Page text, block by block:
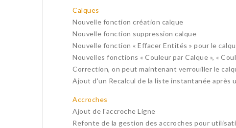
Calques
Nouvelle fonction création calque
Nouvelle fonction suppression calque
Nouvelle fonction « Effacer Entités » pour le
Nouvelles fonctions « Couleur par Calque », «
Correction, on peut maintenant verrouiller le
Ajout d'un Recalcul de la liste instantanée après
Accroches
Ajout de l'accroche Ligne
Refonte de la gestion des accroches pour